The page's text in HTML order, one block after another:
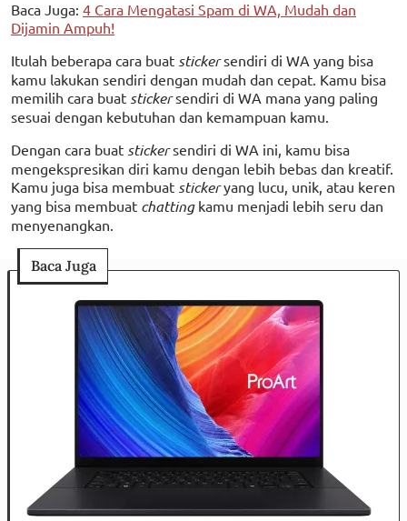
Baca Juga: 4 Cara Mengatasi Spam di WA, Mudah dan
Dijamin Ampuh!
Itulah beberapa cara buat stickersendiri di WA yang bisa
kamu lakukan sendiri dengan mudah dan cepat. Kamu bisa
memilih cara buat stickersendiri di WA mana yang paling
sesuai dengan kebutuhan dan kemampuan kamu.
Dengan cara buat stickersendiri di WA ini, kamu bisa
mengekspresikan diri kamu dengan lebih bebas dan kreatif.
Kamu juga bisa membuat stickeryang lucu, unik, atau keren
yang bisa membuat chatting kamu menjadi lebih seru dan
menyenangkan.
Baca Juga